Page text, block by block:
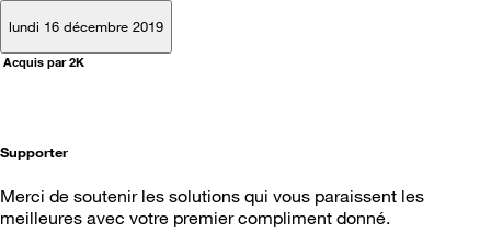
lundi 16 décembre 2019
Acquis par 2K
Supporter
Merci de soutenir les solutions qui vous paraissent les
meilleures avec votre premier compliment donné.